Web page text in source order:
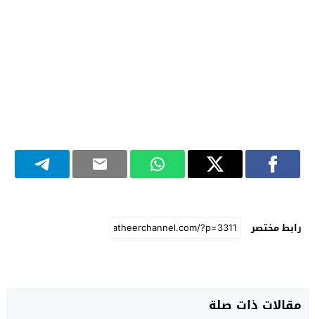
رابط مختصر
مقالات ذات صلة